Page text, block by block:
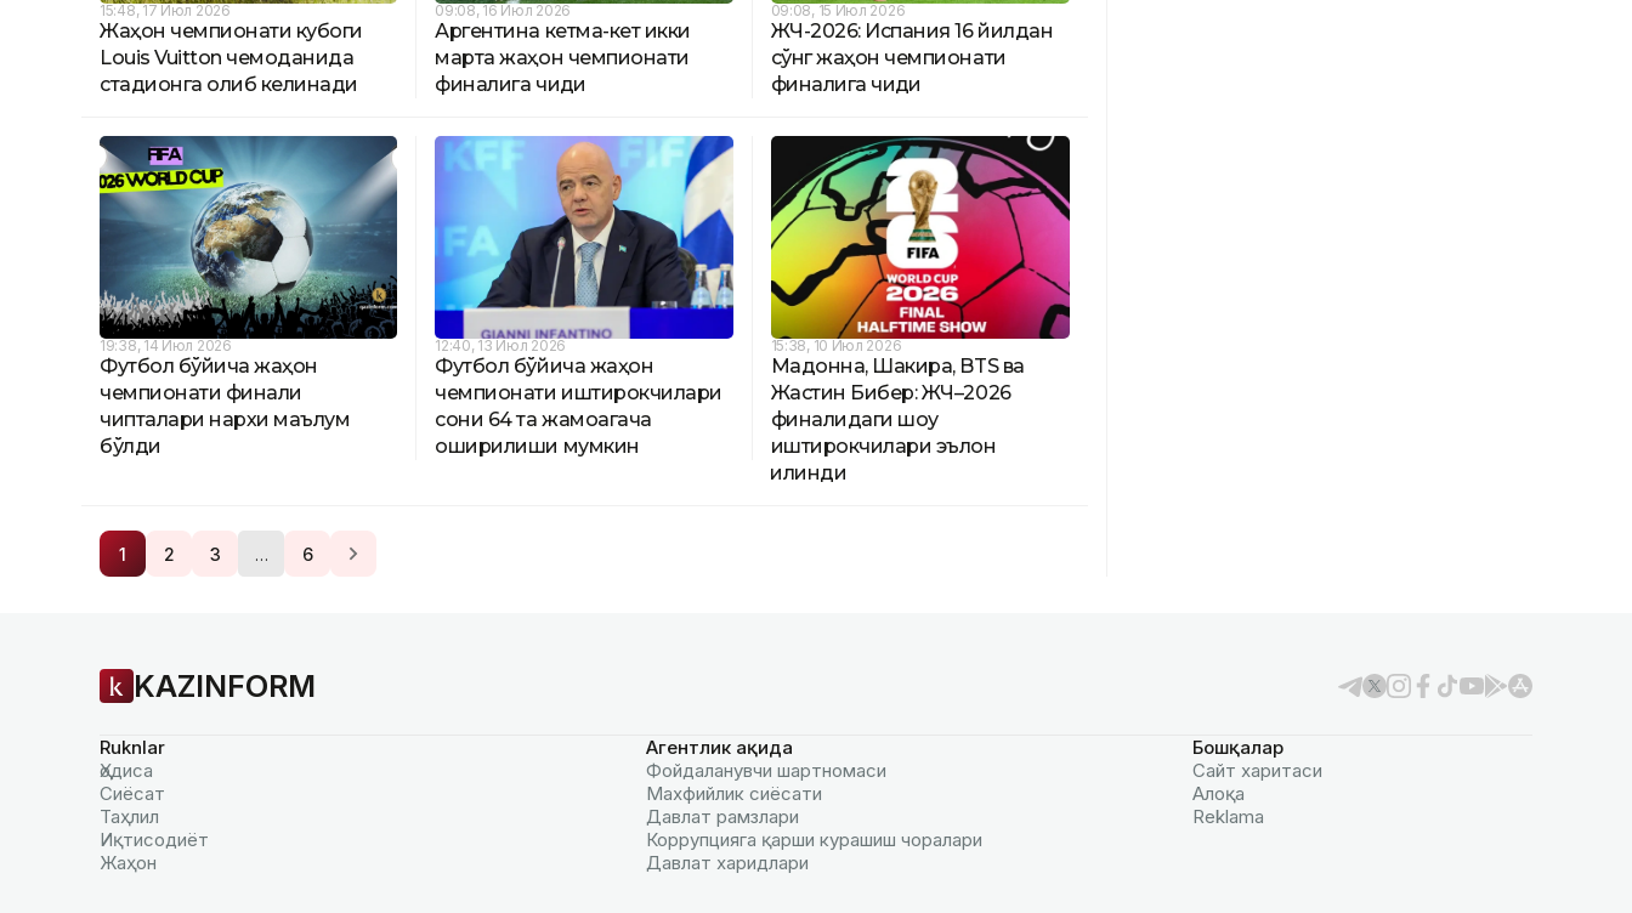
15:48, 17 Июл 2026
Жаҳон чемпионати кубоги
Louis Vuitton чемоданида
стадионга олиб келинади
09:08, 16 Июл 2026
Аргентина кетма-кет икки
марта жаҳон чемпионати
финалига чиқди
09:08, 15 Июл 2026
ЖЧ-2026: Испания 16 йилдан
сўнг жаҳон чемпионати
финалига чиқди
19:38, 14 Июл 2026
Футбол бўйича жаҳон
чемпионати финали
чипталари нархи маълум
бўлди
12:40, 13 Июл 2026
Футбол бўйича жаҳон
чемпионати иштирокчилари
сони 64 та жамоагача
оширилиши мумкин
15:38, 10 Июл 2026
Мадонна, Шакира, BTS ва
Жастин Бибер: ЖЧ–2026
финалидаги шоу
иштирокчилари эълон
қилинди
1 2 3 … 6
KAZINFORM
Ruknlar
Ҳодиса
Сиёсат
Таҳлил
Иқтисодиёт
Жаҳон
Агентлик ҳақида
Фойдаланувчи шартномаси
Махфийлик сиёсати
Давлат рамзлари
Коррупцияга қарши курашиш чоралари
Давлат харидлари
Бошқалар
Сайт харитаси
Алоқа
Reklamа